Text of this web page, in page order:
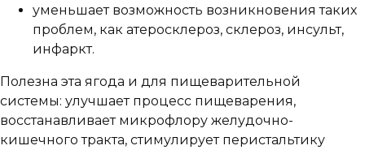
уменьшает возможность возникновения таких
проблем, как атеросклероз, склероз, инсульт,
инфаркт.
Полезна эта ягода и для пищеварительной
системы: улучшает процесс пищеварения,
восстанавливает микрофлору желудочно-
кишечного тракта, стимулирует перистальтику